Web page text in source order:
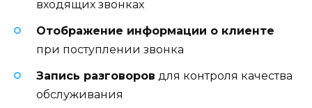
входящих звонках
Отображение информации о клиенте
при поступлении звонка
Запись разговоров для контроля качества
обслуживания